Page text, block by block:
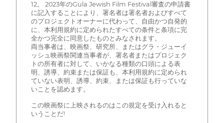
12。 2023年のGula Jewish Film Festival審査の申請書
に記入することにより、署名者は署名者およびすべて
のプロジェクトオーナーに代わって、自由かつ自発的
に、本利用規約に定められたすべての条件と条項に完
全かつ完全に同意したものとみなされます。
両当事者は、映画祭、研究所、またはグラ・ジューイ
ッシュ映画祭関連当事者が、署名者またはプロジェク
トの所有者に対して、いかなる種類の口頭による表
明、誘導、約束または保証も、本利用規約に定められ
ていない表明、誘導、約束、または保証も行っていな
いことを認めます。
この映画祭に上映されるのはこの規定を受け入れると
いうことだ!